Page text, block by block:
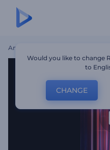
Ana Sayfa
Would you like to change
to
CHANGE